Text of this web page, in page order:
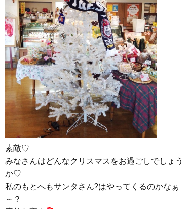
素敵♡
みなさんはどんなクリスマスをお過ごしでしょう
か♡
私のもとへもサンタさん?はやってくるのかなぁ
～？